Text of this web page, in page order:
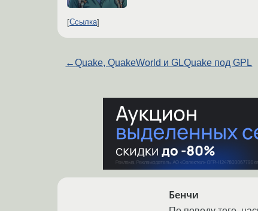
Ссылка
←Quake, QuakeWorld и GLQuake под GPL
Бенчи